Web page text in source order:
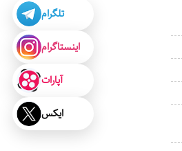
تلگرام
اینستاگرام
آپارات
ایکس